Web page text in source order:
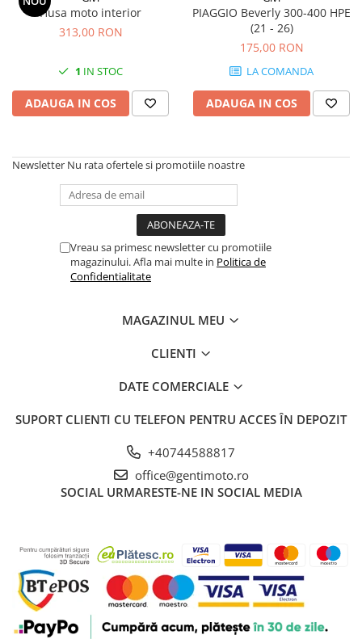
Husa moto interior
313,00 RON
1 IN STOC
ADAUGA IN COS
PIAGGIO Beverly 300-400 HPE
(21 - 26)
175,00 RON
LA COMANDA
ADAUGA IN COS
Newsletter Nu rata ofertele si promotiile noastre
Vreau sa primesc newsletter cu promotiile
magazinului. Afla mai multe in Politica de
Confidentialitate
MAGAZINUL MEU
CLIENTI
DATE COMERCIALE
SUPORT CLIENTI CU TELEFON PENTRU ACCES ÎN DEPOZIT
+40744588817
office@gentimoto.ro
SOCIAL URMARESTE-NE IN SOCIAL MEDIA